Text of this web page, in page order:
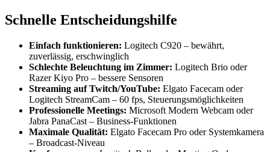
Schnelle Entscheidungshilfe
Einfach funktionieren: Logitech C920 – bewährt,
zuverlässig, erschwinglich
Schlechte Beleuchtung im Zimmer: Logitech Brio oder
Razer Kiyo Pro – bessere Sensoren
Streaming auf Twitch/YouTube: Elgato Facecam oder
Logitech StreamCam – 60 fps, Steuerungsmöglichkeiten
Professionelle Meetings: Microsoft Modern Webcam oder
Jabra PanaCast – Business-Funktionen
Maximale Qualität: Elgato Facecam Pro oder Systemkamera
– Broadcast-Niveau